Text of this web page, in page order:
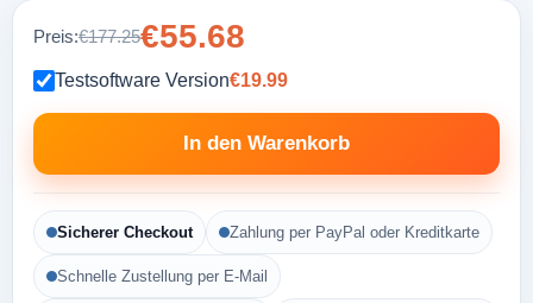
Preis:€177.25€55.68
Testsoftware Version€19.99
In den Warenkorb
Sicherer Checkout Zahlung per PayPal oder Kreditkarte
Schnelle Zustellung per E-Mail